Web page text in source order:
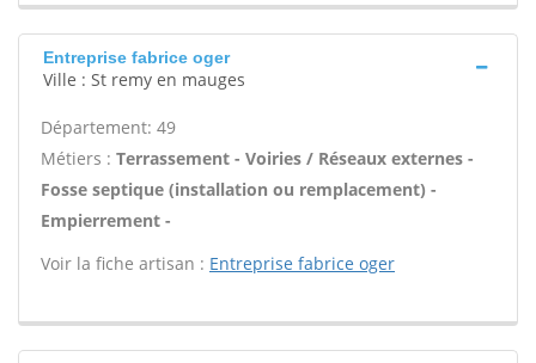
Entreprise fabrice oger
Ville : St remy en mauges
Département: 49
Métiers : Terrassement - Voiries / Réseaux externes -
Fosse septique (installation ou remplacement) -
Empierrement -
Voir la fiche artisan : Entreprise fabrice oger